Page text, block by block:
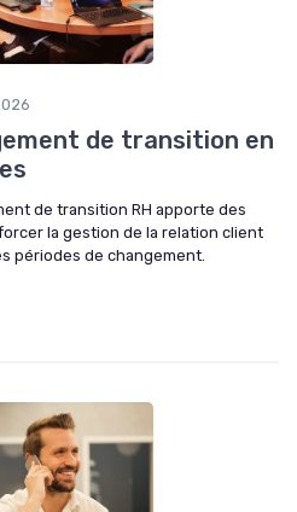
de transition en
de transition RH apporte des
la gestion de la relation client
périodes de changement.